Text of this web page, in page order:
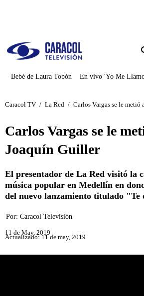
Bebé de Laura Tobón En vivo 'Yo Me
Caracol TV / La Red / Carlos Vargas se le metió
Carlos Vargas se le
Joaquín Guiller
El presentador de La Red visitó la
música popular en Medellín en
del nuevo lanzamiento titulado "Te
Por: Caracol Televisión
11 de May, 2019
Actualizado: 11 de may, 2019